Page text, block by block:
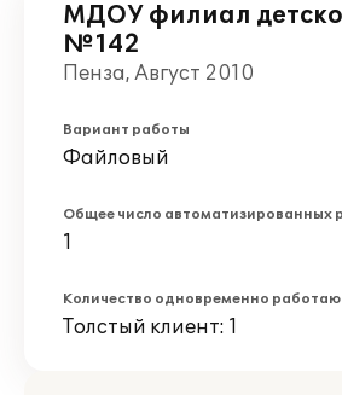
МДОУ филиал
№142
Пенза, Август 2010
Вариант работы
Файловый
Общее число автоматизированных
1
Количество одновременно
Толстый клиент: 1